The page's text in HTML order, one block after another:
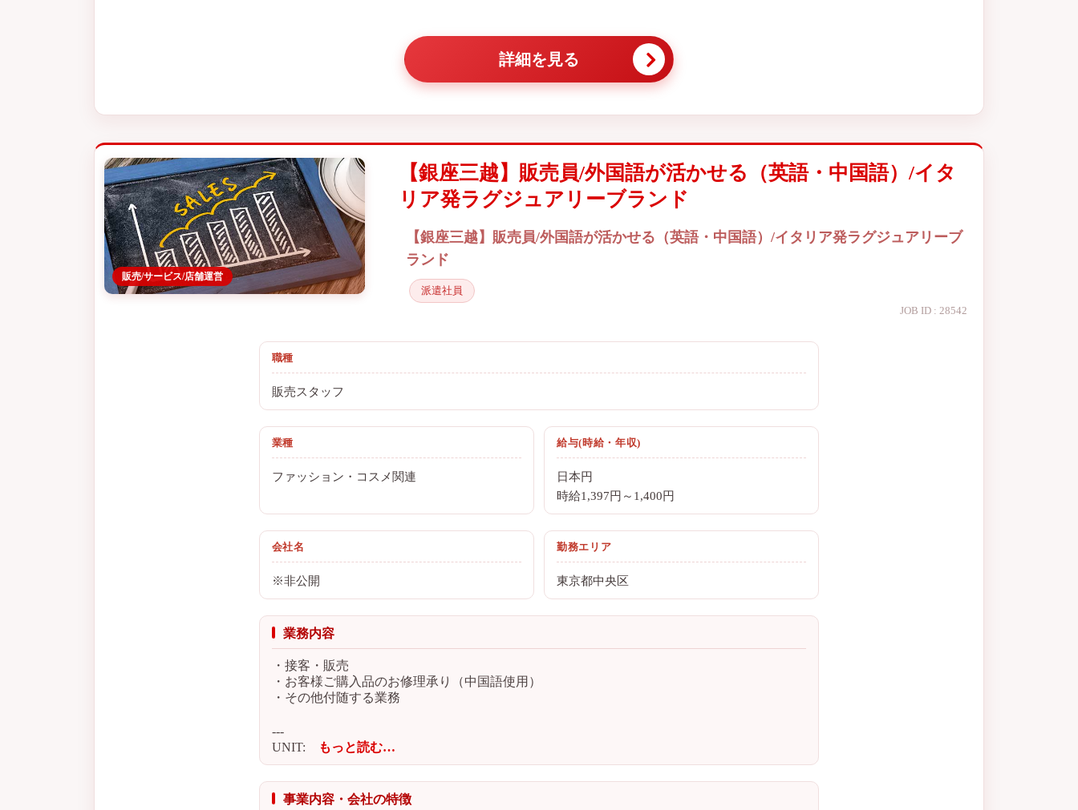
詳細を見る
販売/サービス/店舗運営
【銀座三越】販売員/外国語が活かせる（英語・中国語）/イタ
リア発ラグジュアリーブランド
【銀座三越】販売員/外国語が活かせる（英語・中国語）/イタリア発ラグジュアリーブ
ランド
派遣社員
JOB ID : 28542
職種
販売スタッフ
業種
ファッション・コスメ関連
給与(時給・年収)
日本円
時給1,397円～1,400円
会社名
※非公開
勤務エリア
東京都中央区
業務内容
・接客・販売
・お客様ご購入品のお修理承り（中国語使用）
・その他付随する業務
---
UNIT: もっと読む…
事業内容・会社の特徴